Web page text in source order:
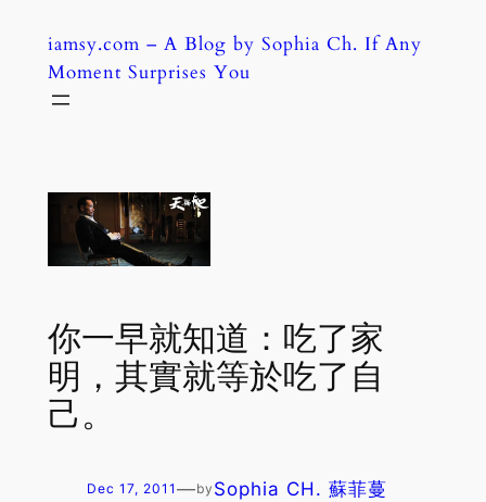
content
iamsy.com – A Blog by Sophia Ch. If Any
Moment Surprises You
你一早就知道：吃了家
明，其實就等於吃了自
己。
Dec 17, 2011 —by Sophia CH. 蘇菲蔓